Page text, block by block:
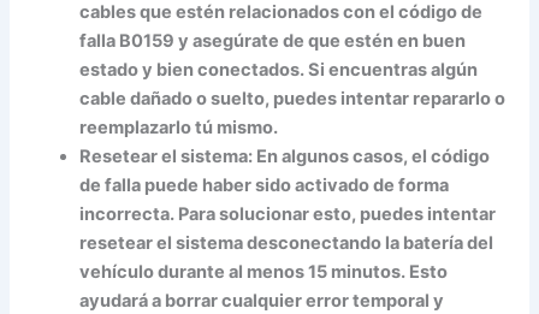
cables que estén relacionados con el código de
falla B0159 y asegúrate de que estén en buen
estado y bien conectados. Si encuentras algún
cable dañado o suelto, puedes intentar repararlo o
reemplazarlo tú mismo.
Resetear el sistema: En algunos casos, el código
de falla puede haber sido activado de forma
incorrecta. Para solucionar esto, puedes intentar
resetear el sistema desconectando la batería del
vehículo durante al menos 15 minutos. Esto
ayudará a borrar cualquier error temporal y